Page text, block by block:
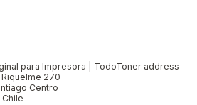
para Impresora | TodoToner address
270
Centro